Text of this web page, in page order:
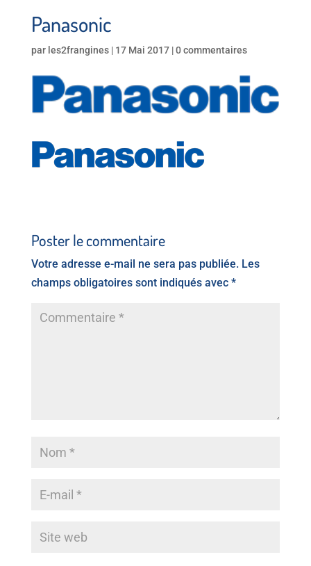
Panasonic
par les2frangines| 17 Mai 2017|0 commentaires
Poster le commentaire
Votre adresse e-mail ne sera pas publiée. Les
champs obligatoires sont indiqués avec *